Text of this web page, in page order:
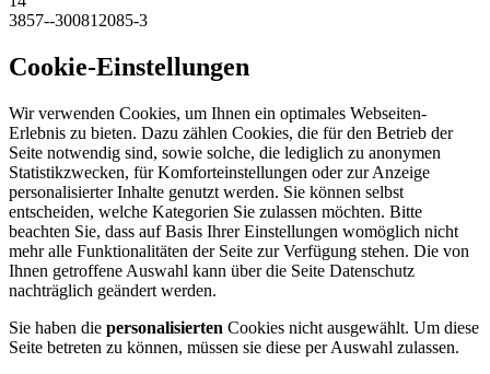
3857--300812085-3
Cookie-Einstellungen
Wir verwenden Cookies, um Ihnen ein optimales Webseiten-
Erlebnis zu bieten. Dazu zählen Cookies, die für den Betrieb der
Seite notwendig sind, sowie solche, die lediglich zu anonymen
Statistikzwecken, für Komforteinstellungen oder zur Anzeige
personalisierter Inhalte genutzt werden. Sie können selbst
entscheiden, welche Kategorien Sie zulassen möchten. Bitte
beachten Sie, dass auf Basis Ihrer Einstellungen womöglich nicht
mehr alle Funktionalitäten der Seite zur Verfügung stehen. Die von
Ihnen getroffene Auswahl kann über die Seite Datenschutz
nachträglich geändert werden.
Sie haben die personalisierten Cookies nicht ausgewählt. Um diese
Seite betreten zu können, müssen sie diese per Auswahl zulassen.